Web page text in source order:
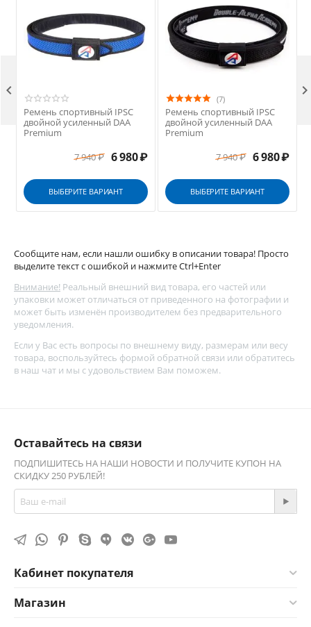
Ремень спортивный IPSC
двойной усиленный DAA
Premium
7 940₽ 6 980₽
ВЫБЕРИТЕ ВАРИАНТ
(7)
Ремень спортивный IPSC
двойной усиленный DAA
Premium
7 940₽ 6 980₽
ВЫБЕРИТЕ ВАРИАНТ

Сообщите нам, если нашли ошибку в описании товара! Просто
выделите текст с ошибкой и нажмите Ctrl+Enter
Внимание! Реальный внешний вид товара, его частей или
упаковки может отличаться от приведенного на фотографии и
может быть изменён производителем без предварительного
уведомления.
Если у Вас есть вопросы по внешнему виду, размерам или весу
товара, воспользуйтесь формой обратной связи или обратитесь
в наш чат и мы с удовольствием Вам поможем.
Оставайтесь на связи
ПОДПИШИТЕСЬ НА НАШИ НОВОСТИ И ПОЛУЧИТЕ КУПОН НА
СКИДКУ 250 РУБЛЕЙ!
Кабинет покупателя
Магазин